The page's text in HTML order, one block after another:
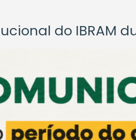
do IBRAM